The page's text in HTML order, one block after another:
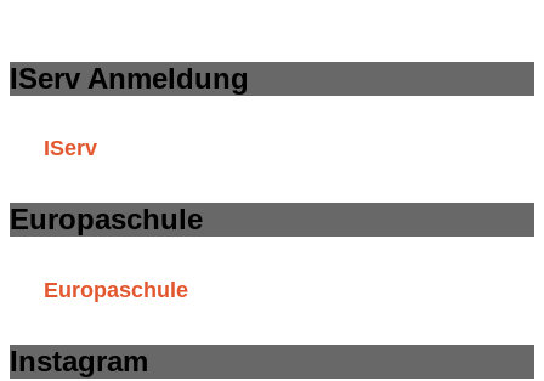
IServ Anmeldung
IServ
Europaschule
Europaschule
Instagram